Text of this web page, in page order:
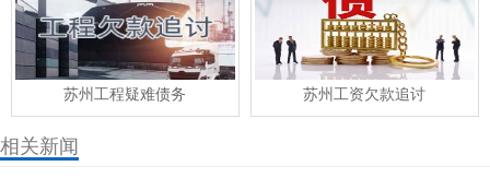
苏州工程疑难债务 苏州工资欠款追讨
相关新闻